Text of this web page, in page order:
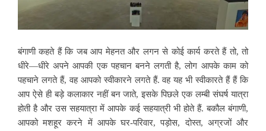
बंगाणी कहते हैं कि जब आप मेहनत और लगन से कोई कार्य करते हैं तो, तो
धीरे—धीरे अपने आपकी एक पहचान बनने लगती है, लोग आपके काम को
पहचाने लगते हैं, वह आपको स्वीकारने लगते हैं.वह यह भी स्वीकारते हैं हैं कि
आप ऐसे ही बड़े कलाकार नहीं बन जाते, इसके पिछले एक लम्बी संघर्ष यात्रा
होती है और उस सहयात्रा में आपके कई सहयात्री भी होते हैं. बकौल बंगाणी,
आपको मशहूर करने में आपके घर-परिवार, पड़ोस, दोस्त, अग्रजों और